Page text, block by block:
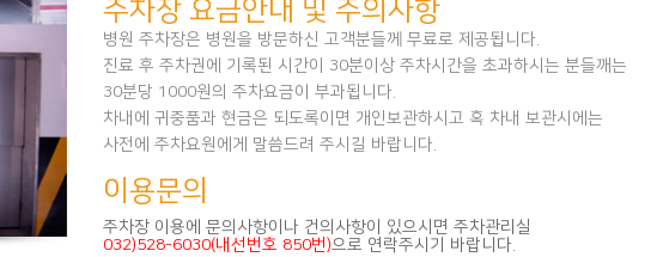
주차장 요금안내 및 주의사항
병원 주차장은 병원을 방문하신 고객분들께 무료로 제공됩니다.
진료 후 주차권에 기록된 시간이 30분이상 주차시간을 초과하시는 분들깨는
30분당 1000원의 주차요금이 부과됩니다.
차내에 귀중품과 현금은 되도록이면 개인보관하시고 혹 차내 보관시에는
사전에 주차요원에게 말씀드려 주시길 바랍니다.
이용문의
주차장 이용에 문의사항이나 건의사항이 있으시면 주차관리실
032)528-6030(내선번호 850번)으로 연락주시기 바랍니다.